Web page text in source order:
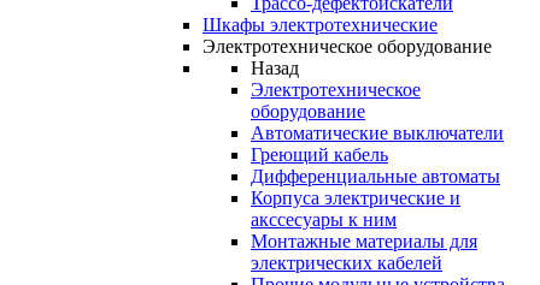
Шкафы электротехнические
Электротехническое оборудование
Назад
Электротехническое
оборудование
Автоматические выключатели
Греющий кабель
Дифференциальные автоматы
Корпуса электрические и
акссесуары к ним
Монтажные материалы для
электрических кабелей